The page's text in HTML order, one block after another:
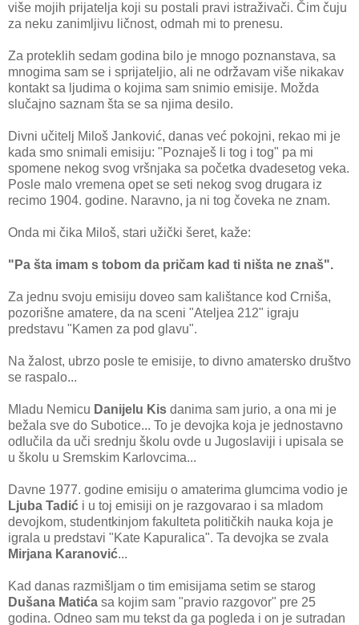
više mojih prijatelja koji su postali pravi istraživači. Čim čuju
za neku zanimljivu ličnost, odmah mi to prenesu.
Za proteklih sedam godina bilo je mnogo poznanstava, sa
mnogima sam se i sprijateljio, ali ne održavam više nikakav
kontakt sa ljudima o kojima sam snimio emisije. Možda
slučajno saznam šta se sa njima desilo.
Divni učitelj Miloš Janković, danas već pokojni, rekao mi je
kada smo snimali emisiju: "Poznaješ li tog i tog" pa mi
spomene nekog svog vršnjaka sa početka dvadesetog veka.
Posle malo vremena opet se seti nekog svog drugara iz
recimo 1904. godine. Naravno, ja ni tog čoveka ne znam.
Onda mi čika Miloš, stari užički šeret, kaže:
"Pa šta imam s tobom da pričam kad ti ništa ne znaš".
Za jednu svoju emisiju doveo sam kalištance kod Crniša,
pozorišne amatere, da na sceni "Ateljea 212" igraju
predstavu "Kamen za pod glavu".
Na žalost, ubrzo posle te emisije, to divno amatersko društvo
se raspalo...
Mladu Nemicu Danijelu Kis danima sam jurio, a ona mi je
bežala sve do Subotice... To je devojka koja je jednostavno
odlučila da uči srednju školu ovde u Jugoslaviji i upisala se
u školu u Sremskim Karlovcima...
Davne 1977. godine emisiju o amaterima glumcima vodio je
Ljuba Tadić i u toj emisiji on je razgovarao i sa mladom
devojkom, studentkinjom fakulteta političkih nauka koja je
igrala u predstavi "Kate Kapuralica". Ta devojka se zvala
Mirjana Karanović...
Kad danas razmišljam o tim emisijama setim se starog
Dušana Matića sa kojim sam "pravio razgovor" pre 25
godina. Odneo sam mu tekst da ga pogleda i on je sutradan